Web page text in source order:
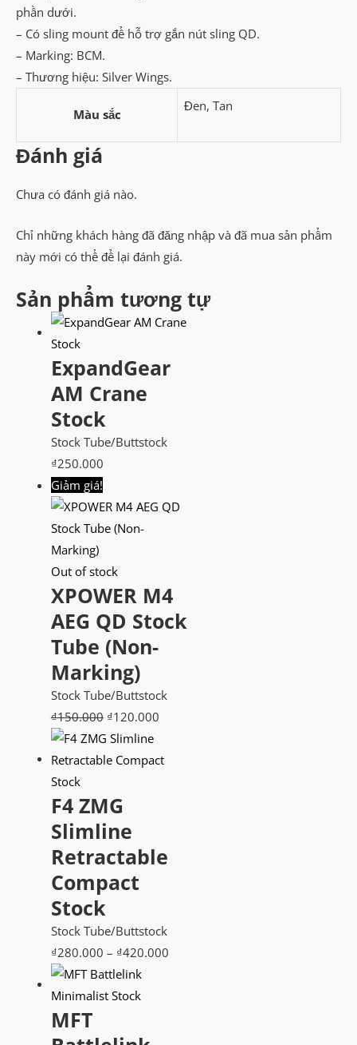
phần dưới.
– Có sling mount để hỗ trợ gắn nút sling QD.
– Marking: BCM.
– Thương hiệu: Silver Wings.
Màu sắc
Đen, Tan
Đánh giá
Chưa có đánh giá nào.
Chỉ những khách hàng đã đăng nhập và đã mua sản phẩm
này mới có thể để lại đánh giá.
Sản phẩm tương tự
ExpandGear
AM Crane
Stock
Stock Tube/Buttstock
₫250.000
Giảm giá!
Out of stock
XPOWER M4
AEG QD Stock
Tube (Non-
Marking)
Stock Tube/Buttstock
₫150.000 Giá
gốc
là:
₫120.000Giá
tại
F4 ZMG
Slimline
Retractable
Compact
Stock
Stock Tube/Buttstock
₫280.000 – ₫420.000Khoảng
MFT